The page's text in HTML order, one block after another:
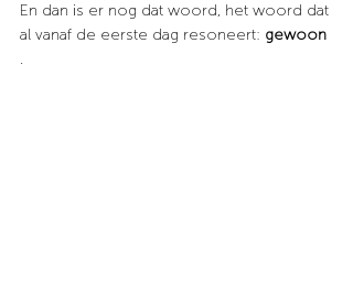
En dan is er nog dat woord, het woord dat
al vanaf de eerste dag resoneert: gewoon
.